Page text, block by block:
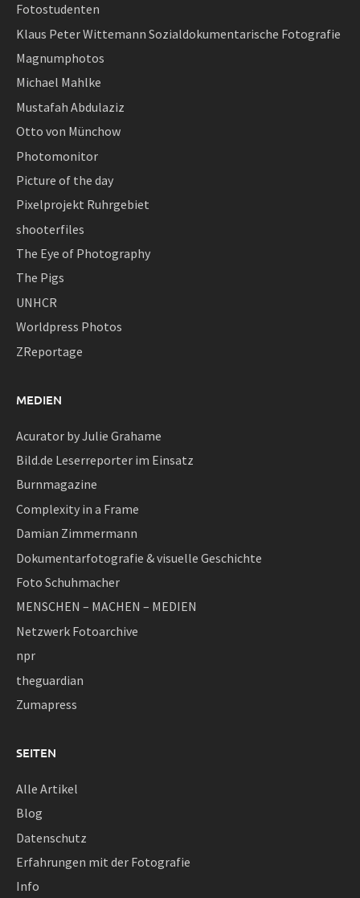
Fotostudenten
Klaus Peter Wittemann Sozialdokumentarische Fotografie
Magnumphotos
Michael Mahlke
Mustafah Abdulaziz
Otto von Münchow
Photomonitor
Picture of the day
Pixelprojekt Ruhrgebiet
shooterfiles
The Eye of Photography
The Pigs
UNHCR
Worldpress Photos
ZReportage
MEDIEN
Acurator by Julie Grahame
Bild.de Leserreporter im Einsatz
Burnmagazine
Complexity in a Frame
Damian Zimmermann
Dokumentarfotografie & visuelle Geschichte
Foto Schuhmacher
MENSCHEN – MACHEN – MEDIEN
Netzwerk Fotoarchive
npr
theguardian
Zumapress
SEITEN
Alle Artikel
Blog
Datenschutz
Erfahrungen mit der Fotografie
Info